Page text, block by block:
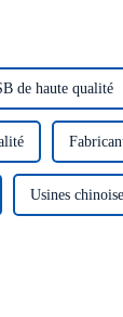
de haute qualité
Usines